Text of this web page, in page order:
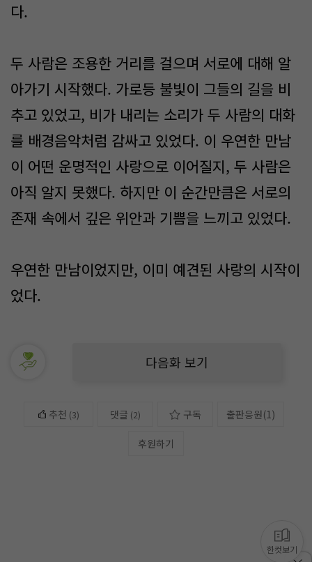
다.
두 사람은 조용한 거리를 걸으며 서로에 대해 알
아가기 시작했다. 가로등 불빛이 그들의 길을 비
추고 있었고, 비가 내리는 소리가 두 사람의 대화
를 배경음악처럼 감싸고 있었다. 이 우연한 만남
이 어떤 운명적인 사랑으로 이어질지, 두 사람은
아직 알지 못했다. 하지만 이 순간만큼은 서로의
존재 속에서 깊은 위안과 기쁨을 느끼고 있었다.
우연한 만남이었지만, 이미 예견된 사랑의 시작이
었다.
다음화 보기
추천 (3) 댓글 (2) 구독 출판응원(1)
후원하기
한컷보기